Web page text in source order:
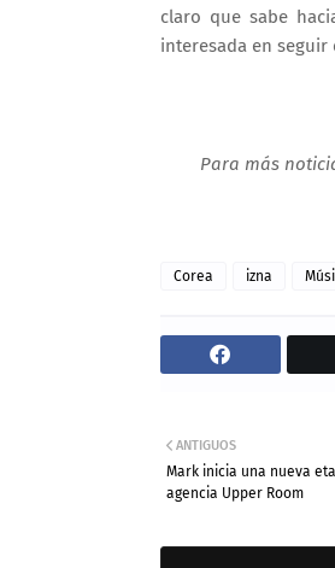
claro que sabe
interesada en
Para más
Corea izna
ANTIGUOS
Mark inicia una nueva
agencia Upper Room